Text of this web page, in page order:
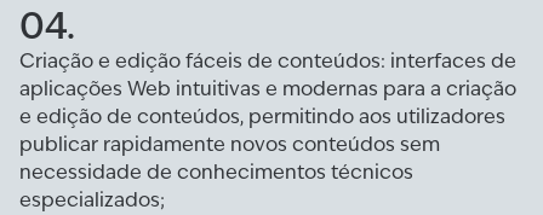
04.
Criação e edição fáceis de conteúdos: interfaces de
aplicações Web intuitivas e modernas para a criação
e edição de conteúdos, permitindo aos utilizadores
publicar rapidamente novos conteúdos sem
necessidade de conhecimentos técnicos
especializados;